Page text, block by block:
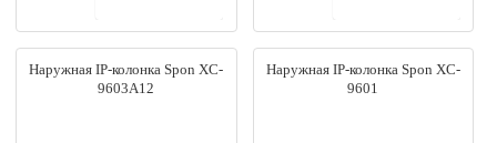
Наружная IP-колонка Spon XC-
9603A12
Наружная IP-колонка Spon XC-
9601